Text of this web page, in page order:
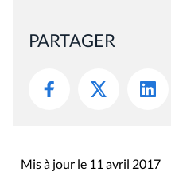
PARTAGER
Mis à jour le 11 avril 2017